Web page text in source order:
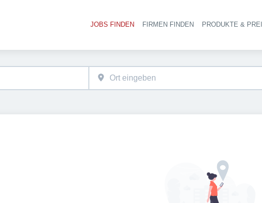
Haupt-
JOBS FINDEN FIRMEN FINDEN PRODUKTE &